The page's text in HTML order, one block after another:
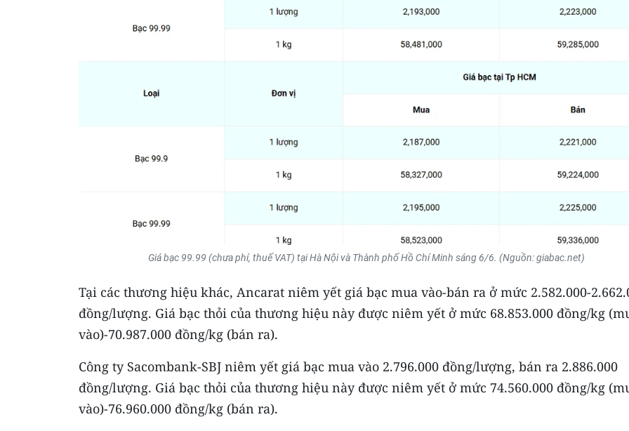
Giá bạc 99.99 (chưa phí, thuế VAT) tại Hà Nội và Thành phố Hồ Chí Minh sáng 6/6. (Nguồn: giabac.net)
​Tại các thương hiệu khác, Ancarat niêm yết giá bạc mua vào-bán ra ở mức 2.582.000-
đồng/lượng. Giá bạc thỏi của thương hiệu này được niêm yết ở mức 68.853.000 đồng/kg
vào)-70.987.000 đồng/kg (bán ra).
​Công ty Sacombank-SBJ niêm yết giá bạc mua vào 2.796.000 đồng/lượng, bán ra 2.886.000
đồng/lượng. Giá bạc thỏi của thương hiệu này được niêm yết ở mức 74.560.000 đồng/kg
vào)-76.960.000 đồng/kg (bán ra).